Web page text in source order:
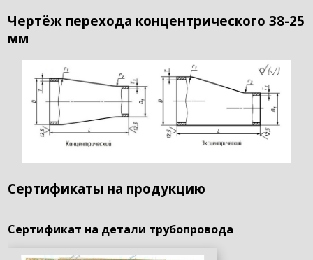
Чертёж перехода концентрического 38-25
мм
Сертификаты на продукцию
Сертификат на детали трубопровода